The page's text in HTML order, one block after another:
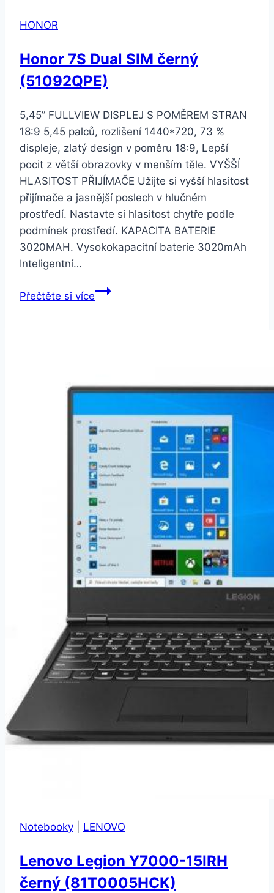
HONOR
Honor 7S Dual SIM černý
(51092QPE)
5,45” FULLVIEW DISPLEJ S POMĚREM STRAN
18:9 5,45 palců, rozlišení 1440*720, 73 %
displeje, zlatý design v poměru 18:9, Lepší
pocit z větší obrazovky v menším těle. VYŠŠÍ
HLASITOST PŘIJÍMAČE Užijte si vyšší hlasitost
přijímače a jasnější poslech v hlučném
prostředí. Nastavte si hlasitost chytře podle
podmínek prostředí. KAPACITA BATERIE
3020MAH. Vysokokapacitní baterie 3020mAh
Inteligentní…
Přečtěte si víceHonor
Notebooky LENOVO
Lenovo Legion Y7000-15IRH
černý (81T0005HCK)